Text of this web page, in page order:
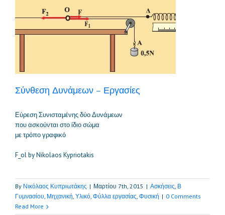
Σύνθεση Δυνάμεων – Εργασίες
Εύρεση Συνισταμένης δύο Δυνάμεων
που ασκούνται στο ίδιο σώμα
με τρόπο γραφικό
F_ol by Nikolaos Kypriotakis
By Νικόλαος Κυπριωτάκης | Μαρτίου 7th, 2015 | Ασκήσεις, Β
Γυμνασίου, Μηχανική, Υλικό, Φύλλα εργασίας, Φυσική | 0 Comments
Read More